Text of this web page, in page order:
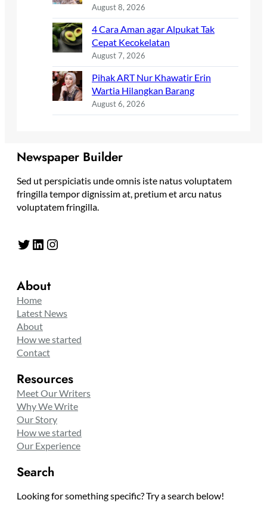
August 8, 2026
4 Cara Aman agar Alpukat Tak
Cepat Kecokelatan
August 7, 2026
Pihak ART Nur Khawatir Erin
Wartia Hilangkan Barang
August 6, 2026
Newspaper Builder
Sed ut perspiciatis unde omnis iste natus voluptatem
fringilla tempor dignissim at, pretium et arcu natus
voluptatem fringilla.
Twitter LinkedIn Instagram
About
Home
Latest News
About
How we started
Contact
Resources
Meet Our Writers
Why We Write
Our Story
How we started
Our Experience
Search
Looking for something specific? Try a search below!